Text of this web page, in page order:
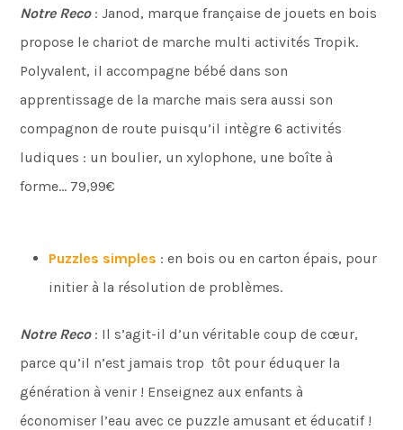
Notre Reco : Janod, marque française de jouets en bois
propose le chariot de marche multi activités Tropik.
Polyvalent, il accompagne bébé dans son
apprentissage de la marche mais sera aussi son
compagnon de route puisqu’il intègre 6 activités
ludiques : un boulier, un xylophone, une boîte à
forme… 79,99€
Puzzles simples : en bois ou en carton épais, pour
initier à la résolution de problèmes.
Notre Reco : Il s’agit-il d’un véritable coup de cœur,
parce qu’il n’est jamais trop tôt pour éduquer la
génération à venir ! Enseignez aux enfants à
économiser l’eau avec ce puzzle amusant et éducatif !